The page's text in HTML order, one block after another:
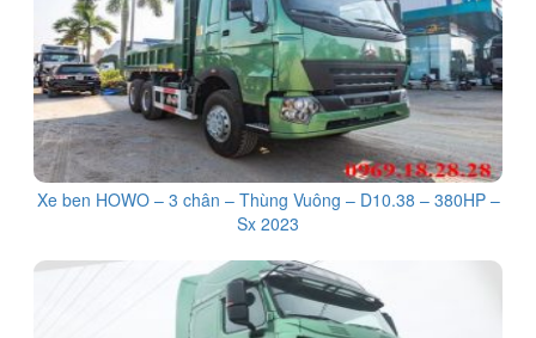
Xe ben HOWO – 3 chân – Thùng Vuông – D10.38 – 380HP –
Sx 2023